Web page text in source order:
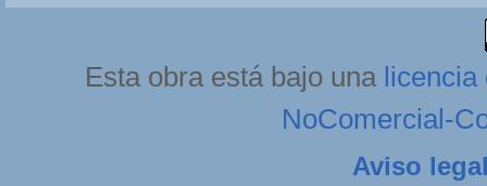
Esta obra está bajo una licencia
NoComercial-
Aviso